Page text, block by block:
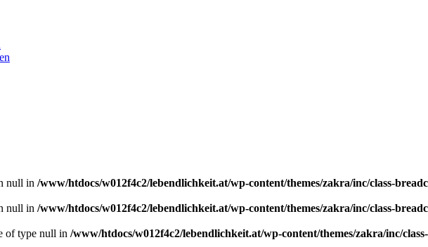
null in /www/htdocs/w012f4c2/lebendlichkeit.at/wp-content/themes/zakra/inc/class-
null in /www/htdocs/w012f4c2/lebendlichkeit.at/wp-content/themes/zakra/inc/class-
of type null in /www/htdocs/w012f4c2/lebendlichkeit.at/wp-content/themes/zakra/inc/